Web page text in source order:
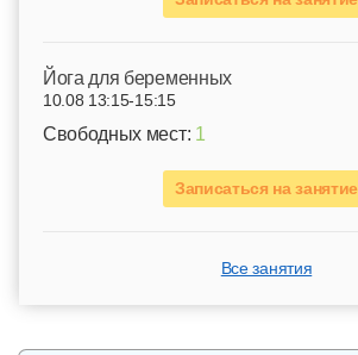
Йога для беременных
10.08 13:15-15:15
Свободных мест: 1
Записаться на занятие
Все занятия